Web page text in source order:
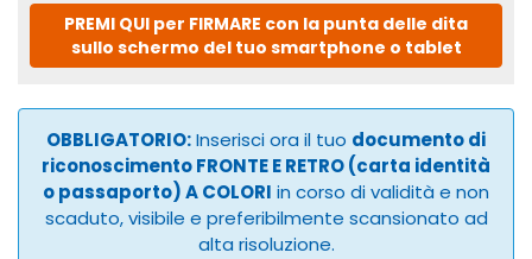
PREMI QUI per FIRMARE con la punta delle dita
sullo schermo del tuo smartphone o tablet
OBBLIGATORIO:Inserisci ora il tuo documento di
riconoscimento FRONTE E RETRO (carta identità
o passaporto) A COLORI in corso di validità e non
scaduto, visibile e preferibilmente scansionato ad
alta risoluzione.